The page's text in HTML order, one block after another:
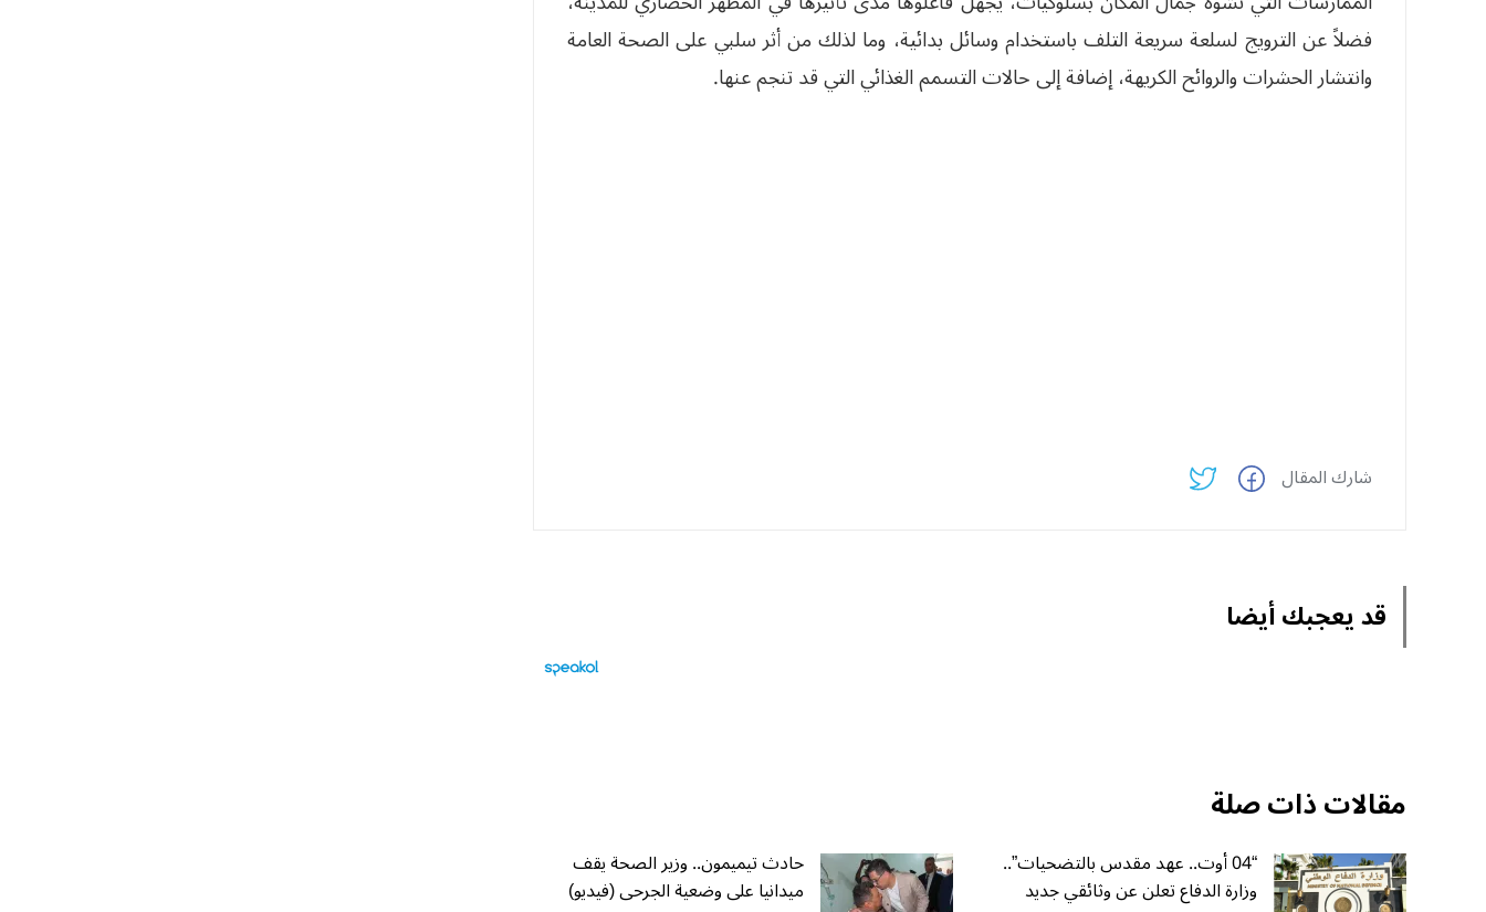
فضلاً عن الترويج لسلعة سريعة التلف باستخدام وسائل بدائية، وما لذلك من أثر سلبي على الصحة العامة
وانتشار الحشرات والروائح الكريهة، إضافة إلى حالات التسمم الغذائي التي قد تنجم عنها.
شارك المقال
قد يعجبك أيضا
مقالات ذات صلة
“04 أوت.. عهد مقدس بالتضحيات”..
وزارة الدفاع تعلن عن وثائقي جديد
حادث تيميمون.. وزير الصحة يقف
ميدانيا على وضعية الجرحى (فيديو)